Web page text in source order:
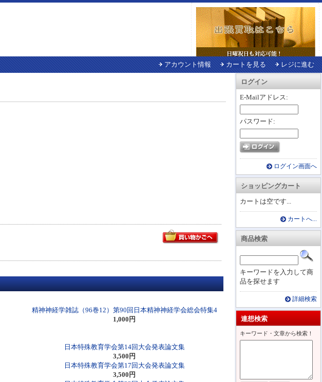
アカウント情報 カートを見る レジに進む
ログイン
E-Mailアドレス:
パスワード:
ログイン画面へ
ショッピングカート
カートは空です...
カートへ...
商品検索
キーワードを入力して商
品を探せます
詳細検索
連想検索
キーワード・文章から検索！
精神神経学雑誌（96巻12）第90回日本精神神経学会総会特集4
1,000円
日本特殊教育学会第14回大会発表論文集
3,500円
日本特殊教育学会第17回大会発表論文集
3,500円